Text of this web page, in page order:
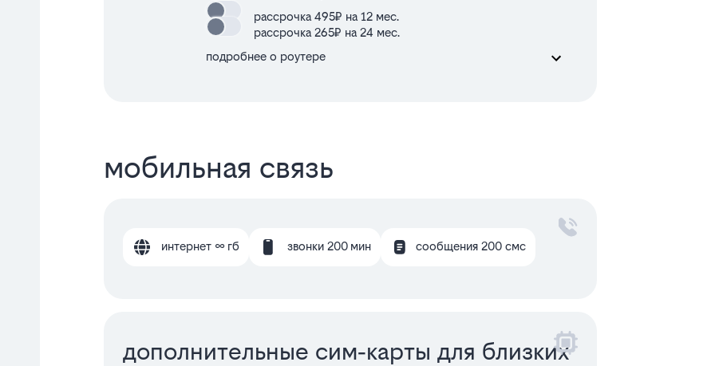
рассрочка 495₽ на 12 мес.
рассрочка 265₽ на 24 мес.
подробнее о роутере
мобильная связь
интернет ∞ гб звонки 200 мин сообщения 200 смс
дополнительные сим‑карты для близких